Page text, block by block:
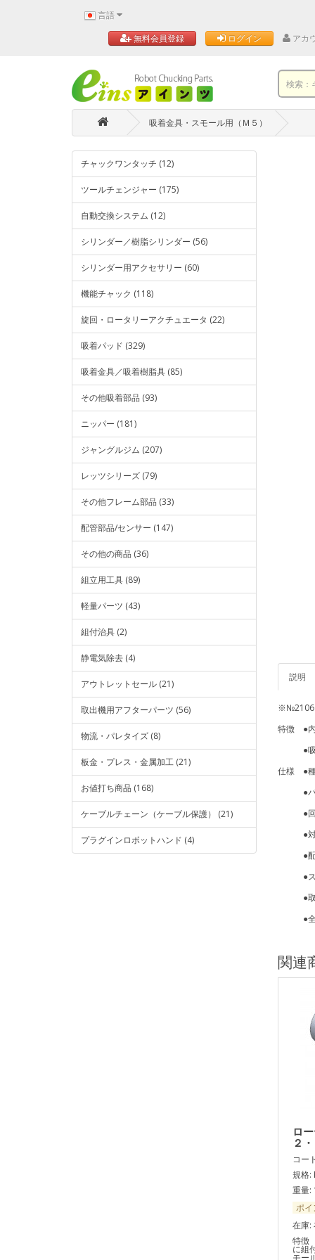
言語
無料会員登録
ログイン アカ
吸着金具・スモール用（Ｍ５）
チャックワンタッチ (12)
ツールチェンジャー (175)
自動交換システム (12)
シリンダー／樹脂シリンダー (56)
シリンダー用アクセサリー (60)
機能チャック (118)
旋回・ロータリーアクチュエータ (22)
吸着パッド (329)
吸着金具／吸着樹脂具 (85)
その他吸着部品 (93)
ニッパー (181)
ジャングルジム (207)
レッツシリーズ (79)
その他フレーム部品 (33)
配管部品/センサー (147)
その他の商品 (36)
組立用工具 (89)
軽量パーツ (43)
組付治具 (2)
静電気除去 (4)
アウトレットセール (21)
取出機用アフターパーツ (56)
物流・パレタイズ (8)
板金・プレス・金属加工 (21)
お値打ち商品 (168)
ケーブルチェーン（ケーブル保護） (21)
プラグインロボットハンド (4)
説明
特徴 ●内
●吸着
仕様 ●種
●パッ
●回止
●対応
●配管
●スト
●取付
●全長
関連
ロ
２
コー
規格:
重量:
ポイ
在庫:
特徴
に
モー